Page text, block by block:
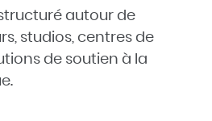
autour de
studios, centres de
de soutien à la